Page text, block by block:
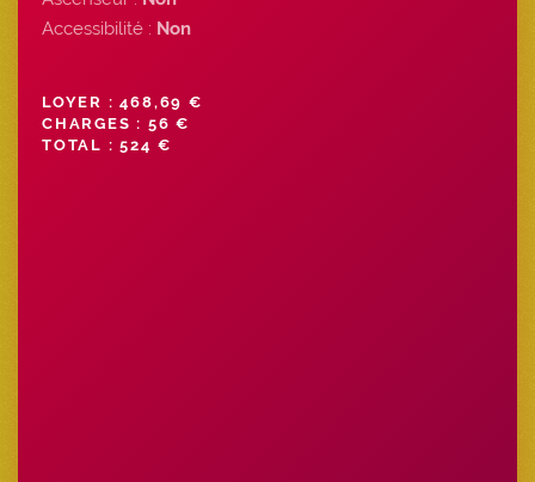
Accessibilité : Non
LOYER : 468,69 €
CHARGES : 56 €
TOTAL : 524 €